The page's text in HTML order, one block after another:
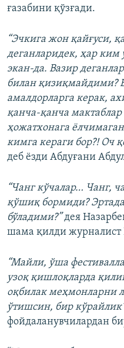
ғазабини қўзғади.
“Эчкига жон қайғуси,
деганларидек, ҳар ким
экан-да. Вазир
билан қизиқмайдими?
амалдорларга керак,
қанча-қанча мактаблар
ҳожатхонага
кимга кераги бор?! Оч
деб ёзди Абдуғани
“Чанг кўчалар… Чанг,
қўшиқ бормиди?
бўладими?”дея
шама қилди
“Майли, ўша
узоқ қишлоқларда
оқбилак меҳмонларни
ўтишсин, бир
фойдаланувчилардан